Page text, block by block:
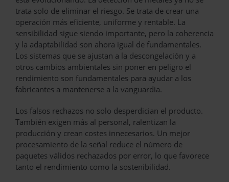
trata solo de eliminar el riesgo. Se trata de crear una
operación más eficiente, uniforme y rentable. La
sensibilidad sigue siendo importante, pero la coherencia
y la adaptabilidad son ahora igual de fundamentales.
Los sistemas que se ajustan a la descongelación y a
otros cambios ambientales sin poner en peligro el
rendimiento son fundamentales para ayudar a los
fabricantes a mantenerse a la vanguardia.
Los falsos rechazos no solo desperdician el producto.
También exigen más al personal, ralentizan la
producción y crean costes innecesarios. Un mejor
procesamiento de la señal reduce el número de
paquetes válidos rechazados por error, lo que favorece
tanto el rendimiento como la sostenibilidad.